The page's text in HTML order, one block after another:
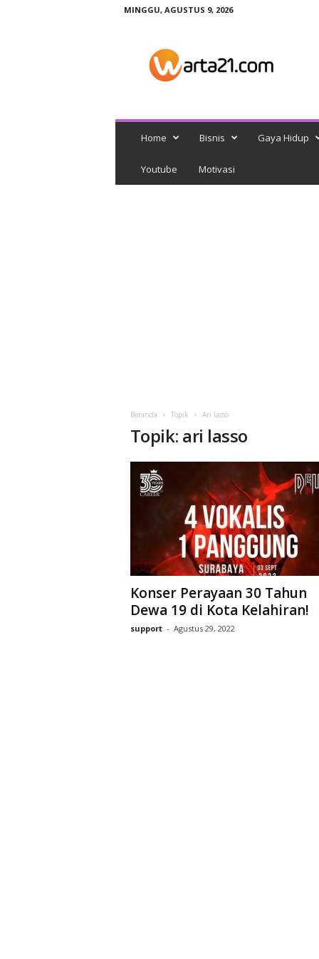
MINGGU, AGUSTUS 9, 2026
1
Home Bisnis Gaya Hidup
Youtube Motivasi
Beranda Topik Ari lasso
Topik: ari lasso
Konser Perayaan 30 Tahun
Dewa 19 di Kota Kelahiran!
support - Agustus 29, 2022